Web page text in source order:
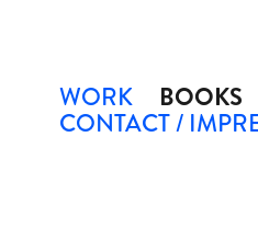
WORK BOOKS
CONTACT /